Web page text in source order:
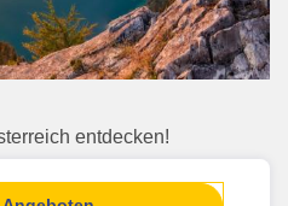
entdecken!